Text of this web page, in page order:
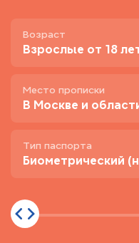
Возраст
Взрослые от 18
Место прописки
В Москве и
Тип паспорта
Биометрический